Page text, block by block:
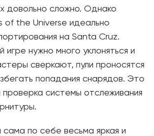
довольно сложно. Однако
of the Universe идеально
на Santa Cruz.
игре нужно много уклоняться и
сверкают, пули проносятся
попадания снарядов. Это
системы отслеживания
сама по себе весьма яркая и